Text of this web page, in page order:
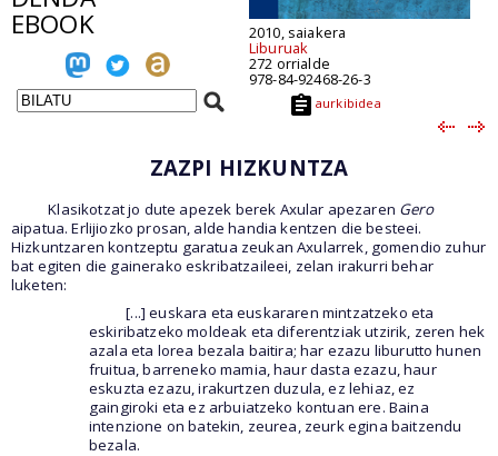
EBOOK 2010, saiakera
Liburuak
272 orrialde
978-84-92468-26-3
aurkibidea
ZAZPI HIZKUNTZA
Klasikotzat jo dute apezek berek Axular apezaren Gero
aipatua. Erlijiozko prosan, alde handia kentzen die besteei.
Hizkuntzaren kontzeptu garatua zeukan Axularrek, gomendio zuhur
bat egiten die gainerako eskribatzaileei, zelan irakurri behar
luketen:
[...] euskara eta euskararen mintzatzeko eta
eskiribatzeko moldeak eta diferentziak utzirik, zeren hek
azala eta lorea bezala baitira; har ezazu liburutto hunen
fruitua, barreneko mamia, haur dasta ezazu, haur
eskuzta ezazu, irakurtzen duzula, ez lehiaz, ez
gaingiroki eta ez arbuiatzeko kontuan ere. Baina
intenzione on batekin, zeurea, zeurk egina baitzendu
bezala.